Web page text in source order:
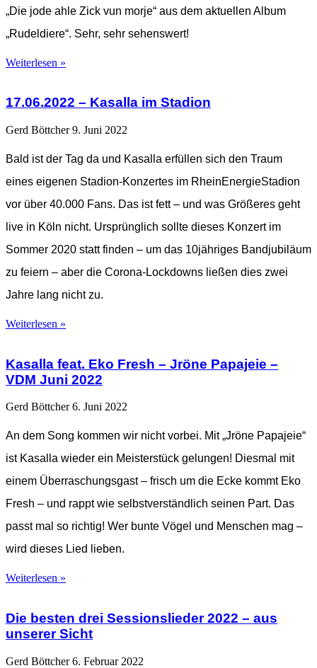
„Die jode ahle Zick vun morje“ aus dem aktuellen Album
„Rudeldiere“. Sehr, sehr sehenswert!
Weiterlesen »
17.06.2022 – Kasalla im Stadion
Gerd Böttcher9. Juni 2022
Bald ist der Tag da und Kasalla erfüllen sich den Traum
eines eigenen Stadion-Konzertes im RheinEnergieStadion
vor über 40.000 Fans. Das ist fett – und was Größeres geht
live in Köln nicht. Ursprünglich sollte dieses Konzert im
Sommer 2020 statt finden – um das 10jähriges Bandjubiläum
zu feiern – aber die Corona-Lockdowns ließen dies zwei
Jahre lang nicht zu.
Weiterlesen »
Kasalla feat. Eko Fresh – Jröne Papajeie –
VDM Juni 2022
Gerd Böttcher6. Juni 2022
An dem Song kommen wir nicht vorbei. Mit „Jröne Papajeie“
ist Kasalla wieder ein Meisterstück gelungen! Diesmal mit
einem Überraschungsgast – frisch um die Ecke kommt Eko
Fresh – und rappt wie selbstverständlich seinen Part. Das
passt mal so richtig! Wer bunte Vögel und Menschen mag –
wird dieses Lied lieben.
Weiterlesen »
Die besten drei Sessionslieder 2022 – aus
unserer Sicht
Gerd Böttcher6. Februar 2022